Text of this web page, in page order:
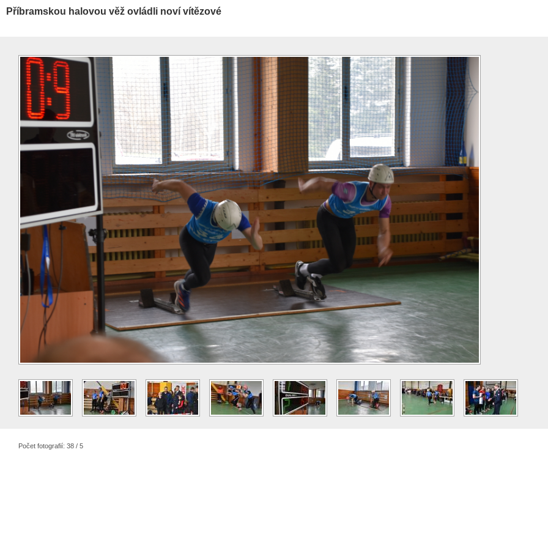
Příbramskou halovou věž ovládli noví vítězové
Počet fotografií: 38 / 5